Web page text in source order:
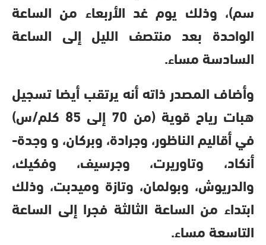
سم)، وذلك يوم غد الأربعاء من الساعة
الواحدة بعد منتصف الليل إلى الساعة
السادسة مساء.
وأضاف المصدر ذاته أنه يرتقب أيضا تسجيل
هبات رياح قوية (من 70 إلى 85 كلم/س)
في أقاليم الناظور، وجرادة، وبركان، و وجدة-
أنكاد، وتاوريرت، وجرسيف، وفكيك،
والدريوش، وبولمان، وتازة وميدبت، وذلك
ابتداء من الساعة الثالثة فجرا إلى الساعة
التاسعة مساء.